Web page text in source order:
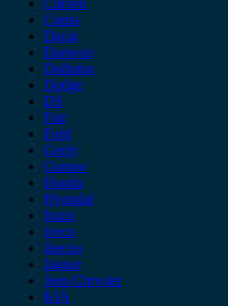
Cupra
Dacia
Daewoo
Daihatsu
Dodge
DS
Fiat
Ford
Geely
Gonow
Honda
Hyundai
Isuzu
iveco
Jaecoo
Jaguar
Jeep Chrysler
KIA